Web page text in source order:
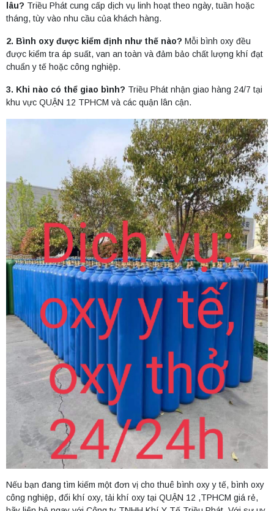
lâu? Triều Phát cung cấp dịch vụ linh hoạt theo ngày, tuần hoặc
tháng, tùy vào nhu cầu của khách hàng.
2. Bình oxy được kiểm định như thế nào? Mỗi bình oxy đều
được kiểm tra áp suất, van an toàn và đảm bảo chất lượng khí đạt
chuẩn y tế hoặc công nghiệp.
3. Khi nào có thể giao bình? Triều Phát nhận giao hàng 24/7 tại
khu vực QUẬN 12 TPHCM và các quận lân cận.
Nếu bạn đang tìm kiếm một đơn vị cho thuê bình oxy y tế, bình oxy
công nghiệp, đổi khí oxy, tải khí oxy tại QUẬN 12 ,TPHCM giá rẻ,